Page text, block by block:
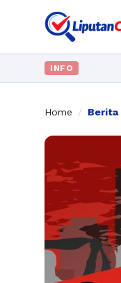
INFO
Home / Berita